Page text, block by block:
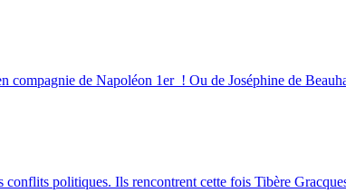
compagnie de Napoléon 1er ! Ou de Joséphine de
politiques. Ils rencontrent cette fois Tibère